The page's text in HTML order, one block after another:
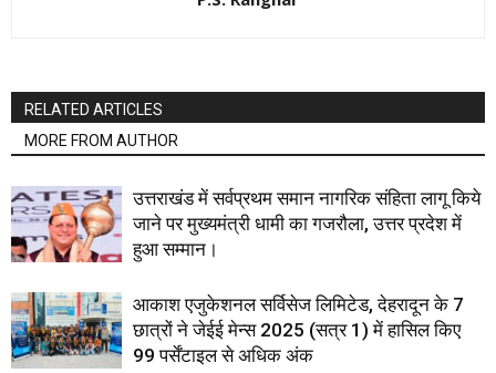
RELATED ARTICLES
MORE FROM AUTHOR
उत्तराखंड में सर्वप्रथम समान नागरिक संहिता लागू किये
जाने पर मुख्यमंत्री धामी का गजरौला, उत्तर प्रदेश में
हुआ सम्मान।
आकाश एजुकेशनल सर्विसेज लिमिटेड, देहरादून के 7
छात्रों ने जेईई मेन्स 2025 (सत्र 1) में हासिल किए
99 पर्सेंटाइल से अधिक अंक